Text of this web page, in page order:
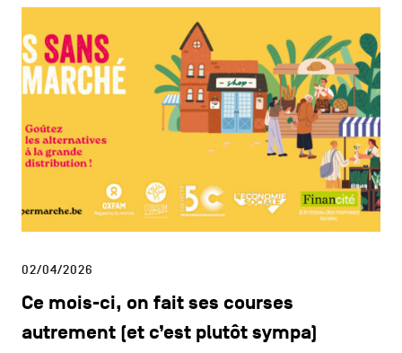
02/04/2026
Ce mois-ci, on fait ses courses
autrement (et c’est plutôt sympa)